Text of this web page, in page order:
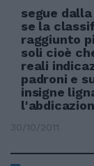
segue
se la
raggiunto
soli cioè
reali
padroni e
insigne
30/10/2011